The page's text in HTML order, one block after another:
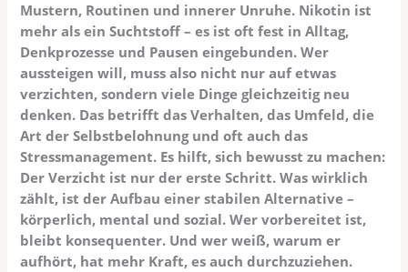
Mustern, Routinen und innerer Unruhe. Nikotin ist
mehr als ein Suchtstoff – es ist oft fest in Alltag,
Denkprozesse und Pausen eingebunden. Wer
aussteigen will, muss also nicht nur auf etwas
verzichten, sondern viele Dinge gleichzeitig neu
denken. Das betrifft das Verhalten, das Umfeld, die
Art der Selbstbelohnung und oft auch das
Stressmanagement. Es hilft, sich bewusst zu machen:
Der Verzicht ist nur der erste Schritt. Was wirklich
zählt, ist der Aufbau einer stabilen Alternative –
körperlich, mental und sozial. Wer vorbereitet ist,
bleibt konsequenter. Und wer weiß, warum er
aufhört, hat mehr Kraft, es auch durchzuziehen.